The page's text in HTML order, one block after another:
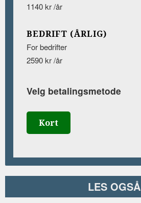
1140 kr /år
BEDRIFT (ÅRLIG)
For bedrifter
2590 kr /år
Velg betalingsmetode
Kort
LES OGSÅ